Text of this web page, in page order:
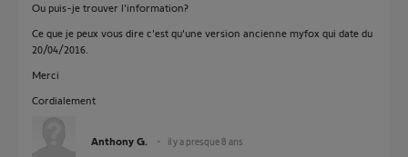
Ou puis-je trouver l'information?
Ce que je peux vous dire c'est qu'une version ancienne myfox qui date du
20/04/2016.
Merci
Cordialement
Anthony G. il y a presque 8 ans